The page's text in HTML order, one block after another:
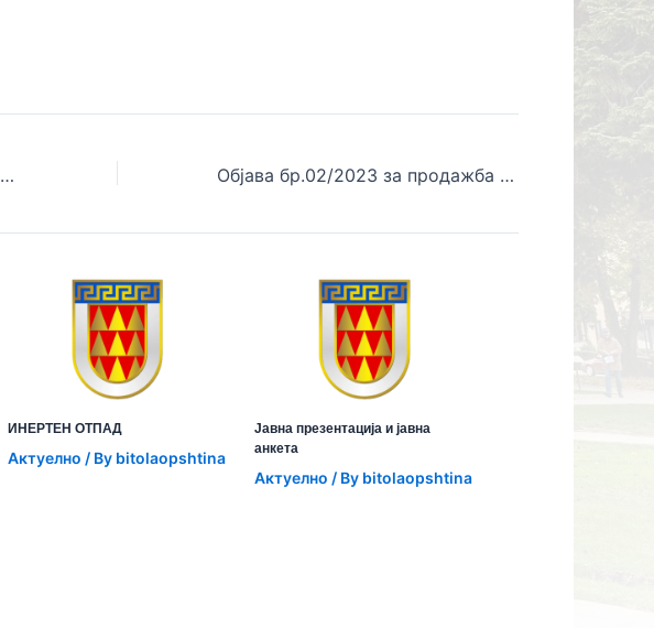
ПОД МОТОТО „МОЕТО УЧИЛИШТЕ, МОЈОТ ГРАД, МОЕТО СЕ“, ОУ „СТИВ НАУМОВ“ ГО ОДБЕЛЕЖА СВОЈОТ ПАТРОНЕН ПРАЗНИК Објава бр.02/2023 за продажба на движни ствари со ЕЈН
ИНЕРТЕН ОТПАД
Aктуелно / By bitolaopshtina
Јавна презентација и јавна
анкета
Aктуелно / By bitolaopshtina